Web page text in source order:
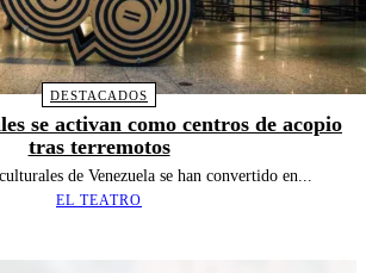
DESTACADOS
se activan como centros de acopio
tras terremotos
de Venezuela se han convertido en...
EL TEATRO